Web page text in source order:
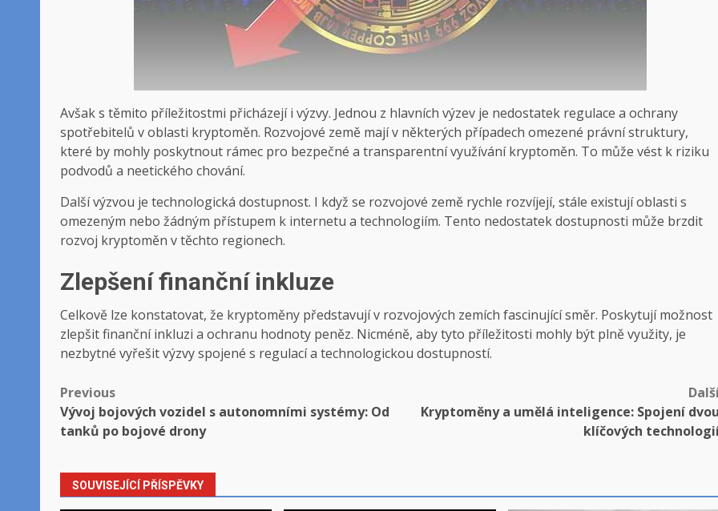
Avšak s těmito příležitostmi přicházejí i výzvy. Jednou z hlavních výzev je nedostatek regulace a ochrany
spotřebitelů v oblasti kryptoměn. Rozvojové země mají v některých případech omezené právní struktury,
které by mohly poskytnout rámec pro bezpečné a transparentní využívání kryptoměn. To může vést k riziku
podvodů a neetického chování.
Další výzvou je technologická dostupnost. I když se rozvojové země rychle rozvíjejí, stále existují oblasti s
omezeným nebo žádným přístupem k internetu a technologiím. Tento nedostatek dostupnosti může brzdit
rozvoj kryptoměn v těchto regionech.
Zlepšení finanční inkluze
Celkově lze konstatovat, že kryptoměny představují v rozvojových zemích fascinující směr. Poskytují možnost
zlepšit finanční inkluzi a ochranu hodnoty peněz. Nicméně, aby tyto příležitosti mohly být plně využity, je
nezbytné vyřešit výzvy spojené s regulací a technologickou dostupností.
Post
navigation
Previous
Vývoj bojových vozidel s autonomními systémy: Od
tanků po bojové drony
Kryptoměny a umělá inteligence: Spojení dvou
klíčových
SOUVISEJÍCÍ PŘÍSPĚVKY